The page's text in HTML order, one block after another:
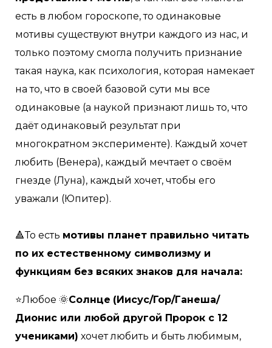
есть в любом гороскопе, то одинаковые
мотивы существуют внутри каждого из нас, и
только поэтому смогла получить признание
такая наука, как психология, которая намекает
на то, что в своей базовой сути мы все
одинаковые (а наукой признают лишь то, что
даёт одинаковый результат при
многократном эксперименте). Каждый хочет
любить (Венера), каждый мечтает о своём
гнезде (Луна), каждый хочет, чтобы его
уважали (Юпитер).
🔺То есть мотивы планет правильно читать
по их естественному символизму и
функциям без всяких знаков для начала:
⭐Любое 🌞Солнце (Иисус/Гор/Ганеша/
Дионис или любой другой Пророк с 12
учениками) хочет любить и быть любимым,